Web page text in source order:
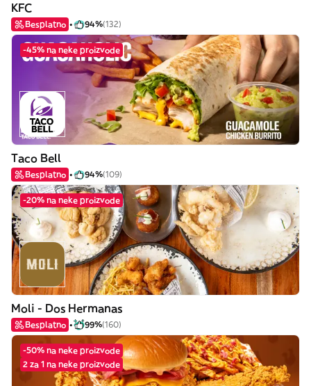
KFC
Besplatno 94%(132)
-45% na neke proizvode
Taco Bell
Besplatno 94%(109)
-20% na neke proizvode
Moli - Dos Hermanas
Besplatno 99%(160)
-50% na neke proizvode
2 za 1 na neke proizvode